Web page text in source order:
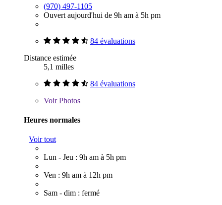
(970) 497-1105
Ouvert aujourd'hui de 9h am à 5h pm
84 évaluations
Distance estimée
5,1 milles
84 évaluations
VoirPhotos
Heures normales
Voir tout
Lun - Jeu : 9h am à 5h pm
Ven : 9h am à 12h pm
Sam - dim : fermé